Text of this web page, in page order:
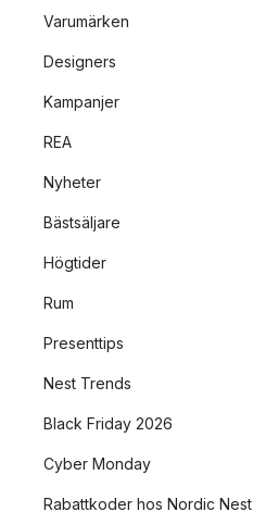
Varumärken
Designers
Kampanjer
REA
Nyheter
Bästsäljare
Högtider
Rum
Presenttips
Nest Trends
Black Friday 2026
Cyber Monday
Rabattkoder hos Nordic Nest